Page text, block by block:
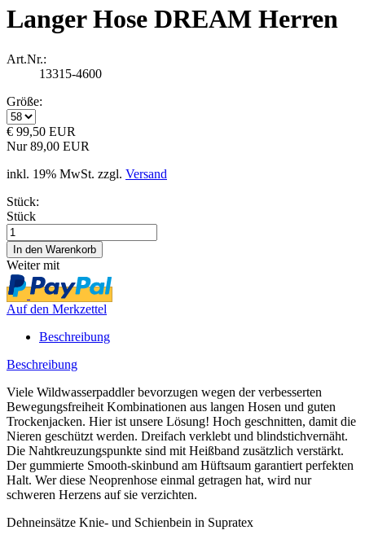
Langer Hose DREAM Herren
Art.Nr.:
13315-4600
Größe:
€ 99,50 EUR
Nur 89,00 EUR
inkl. 19% MwSt. zzgl. Versand
Stück:
Stück
Weiter mit
Auf den Merkzettel
Beschreibung
Beschreibung
Viele Wildwasserpaddler bevorzugen wegen der verbesserten
Bewegungsfreiheit Kombinationen aus langen Hosen und guten
Trockenjacken. Hier ist unsere Lösung! Hoch geschnitten, damit die
Nieren geschützt werden. Dreifach verklebt und blindstichvernäht.
Die Nahtkreuzungspunkte sind mit Heißband zusätzlich verstärkt.
Der gummierte Smooth-skinbund am Hüftsaum garantiert perfekten
Halt. Wer diese Neoprenhose einmal getragen hat, wird nur
schweren Herzens auf sie verzichten.
Dehneinsätze Knie- und Schienbein in Supratex